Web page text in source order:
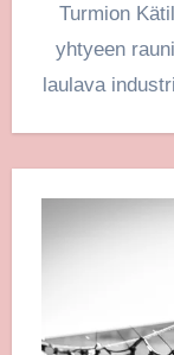
Turmion
yhtyeen
laulava